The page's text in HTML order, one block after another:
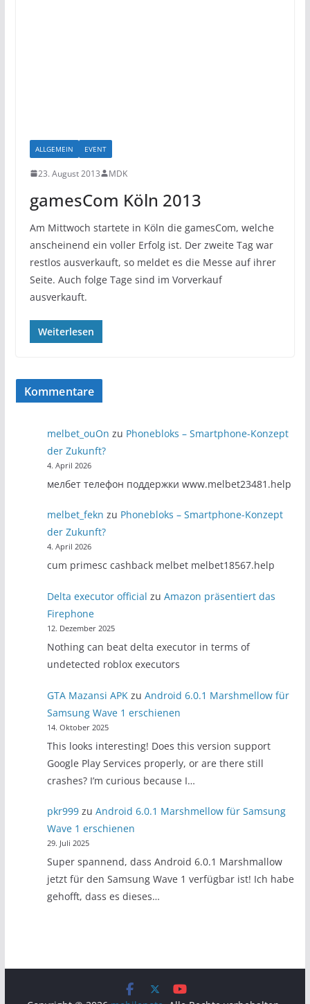
ALLGEMEIN EVENT
23. August 2013 MDK
gamesCom Köln 2013
Am Mittwoch startete in Köln die gamesCom, welche
anscheinend ein voller Erfolg ist. Der zweite Tag war
restlos ausverkauft, so meldet es die Messe auf ihrer
Seite. Auch folge Tage sind im Vorverkauf
ausverkauft.
Weiterlesen
Kommentare
melbet_ouOn zu Phonebloks – Smartphone-Konzept
der Zukunft?
4. April 2026
мелбет телефон поддержки www.melbet23481.help
melbet_fekn zu Phonebloks – Smartphone-Konzept
der Zukunft?
4. April 2026
cum primesc cashback melbet melbet18567.help
Delta executor official zuAmazon präsentiert das
Firephone
12. Dezember 2025
Nothing can beat delta executor in terms of
undetected roblox executors
GTA Mazansi APK zuAndroid 6.0.1 Marshmellow für
Samsung Wave 1 erschienen
14. Oktober 2025
This looks interesting! Does this version support
Google Play Services properly, or are there still
crashes? I’m curious because I…
pkr999 zuAndroid 6.0.1 Marshmellow für Samsung
Wave 1 erschienen
29. Juli 2025
Super spannend, dass Android 6.0.1 Marshmallow
jetzt für den Samsung Wave 1 verfügbar ist! Ich habe
gehofft, dass es dieses…